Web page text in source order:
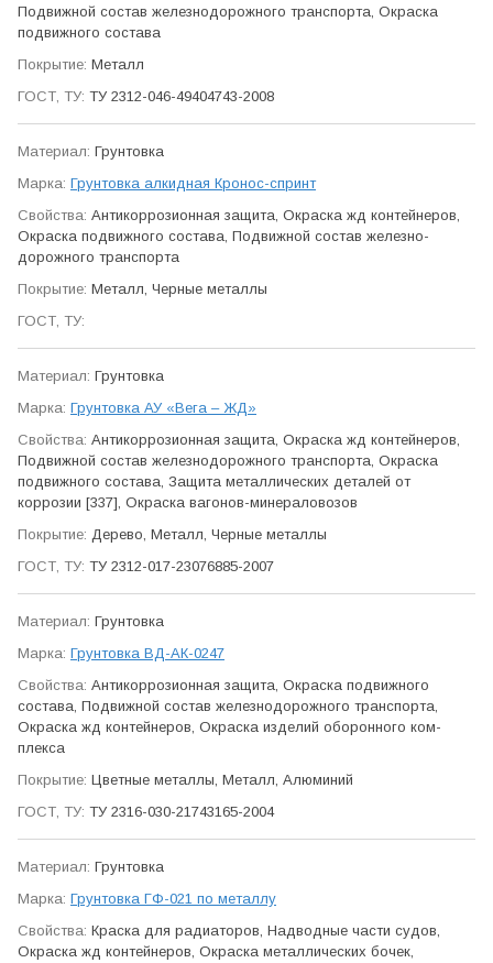
Подвижной состав железно­дорожного транспорта, Окраска
подвижного состава
Металл
ТУ 2312-046-49404743-2008
Грунтовка
Грунтовка алкидная Кронос-спринт
Антикор­розионная защита, Окраска жд контейнеров,
Окраска подвижного состава, Подвижной состав железно­
дорожного транспорта
Металл, Черные металлы
Грунтовка
Грунтовка АУ «Вега – ЖД»
Антикор­розионная защита, Окраска жд контейнеров,
Подвижной состав железно­дорожного транспорта, Окраска
подвижного состава, Защита метал­лических деталей от
коррозии [337], Окраска вагонов-минерало­возов
Дерево, Металл, Черные металлы
ТУ 2312-017-23076885-2007
Грунтовка
Грунтовка ВД-АК-0247
Антикор­розионная защита, Окраска подвижного
состава, Подвижной состав железно­дорожного транспорта,
Окраска жд контейнеров, Окраска изделий оборонного ком­
плекса
Цветные металлы, Металл, Алюминий
ТУ 2316-030-21743165-2004
Грунтовка
Грунтовка ГФ-021 по металлу
Краска для радиаторов, Надводные части судов,
Окраска жд контейнеров, Окраска метал­лических бочек,